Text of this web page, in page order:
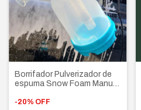
Borrifador Pulverizador de
espuma Snow Foam Manual
-20% OFF